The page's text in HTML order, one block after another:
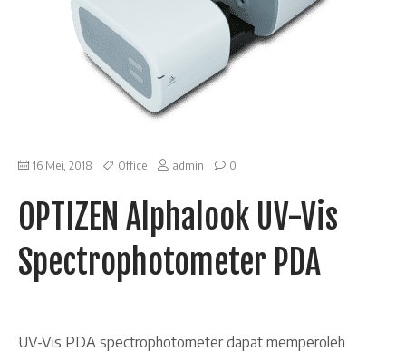
16 Mei, 2018 Office admin 0
OPTIZEN Alphalook UV-Vis
Spectrophotometer PDA
UV-Vis PDA spectrophotometer dapat memperoleh